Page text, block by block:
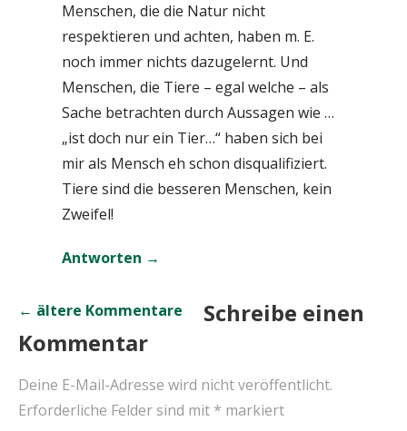
Menschen, die die Natur nicht
respektieren und achten, haben m. E.
noch immer nichts dazugelernt. Und
Menschen, die Tiere – egal welche – als
Sache betrachten durch Aussagen wie …
„ist doch nur ein Tier…“ haben sich bei
mir als Mensch eh schon disqualifiziert.
Tiere sind die besseren Menschen, kein
Zweifel!
Antworten
Kommentar-
Navigation
← ältere Kommentare
Schreibe einen
Kommentar
Deine E-Mail-Adresse wird nicht veröffentlicht.
Erforderliche Felder sind mit * markiert